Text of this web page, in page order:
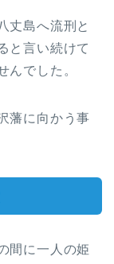
丈島へ流刑と
と言い続けて
んでした。
藩に向かう事
間に一人の姫